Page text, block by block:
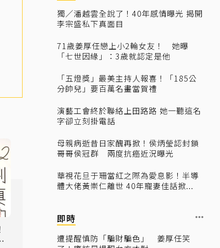
獨／潘越雲全說了！40年感情曝光 揭開
李宗盛私下真面目
71歲姜厚任戀上小2輪女友！ 她曝
「七世因緣」：3歲就認定是他
「五燈獎」最美主持人報喜！「185公
分帥兒」要百萬名畫當賀禮
演藝工會終於聯絡上田路路 她一聽這名
字卻立刻掛電話
母親病逝昔日家醜再掀！侯炳瑩認封鎖
哥哥侯冠群 兩度抗癌近況曝光
華視花旦于珊當紅之際為愛息影！半導
體大佬黃崇仁離世 40年寵妻佳話掀...
即時
遭提醒慎防「騙財騙色」 姜厚任笑